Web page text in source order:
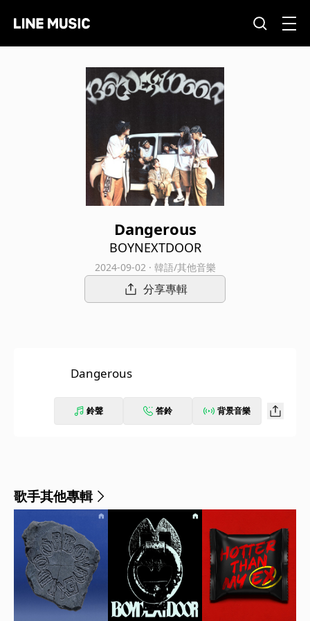
Dangerous
BOYNEXTDOOR
2024-09-02 · 韓語/其他音樂
分享專輯
Dangerous
鈴聲 答鈴 背景音樂
歌手其他專輯